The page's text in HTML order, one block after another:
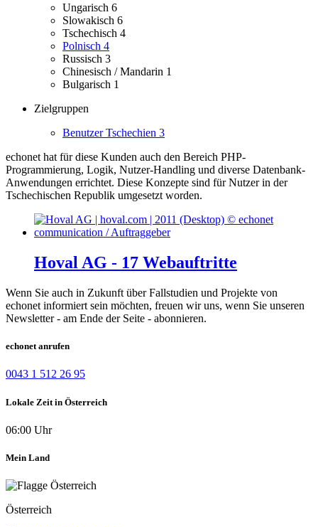
Ungarisch 6
Slowakisch 6
Tschechisch 4
Polnisch 4
Russisch 3
Chinesisch / Mandarin 1
Bulgarisch 1
Zielgruppen
Benutzer Tschechien 3
echonet hat für diese Kunden auch den Bereich PHP-
Programmierung, Logik, Nutzer-Handling und diverse Datenbank-
Anwendungen errichtet. Diese Konzepte sind für Nutzer in der
Tschechischen Republik umgesetzt worden.
Hoval AG - 17 Webauftritte
Wenn Sie auch in Zukunft über Fallstudien und Projekte von
echonet informiert sein möchten, freuen wir uns, wenn Sie unseren
Newsletter - am Ende der Seite - abonnieren.
echonet anrufen
0043 1 512 26 95
Lokale Zeit in Österreich
06:00 Uhr
Mein Land
Österreich